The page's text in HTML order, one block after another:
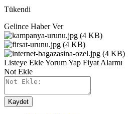
Tükendi
Gelince Haber Ver
Listeye EkleYorum Yap Fiyat Alarmı
Not Ekle
Kaydet